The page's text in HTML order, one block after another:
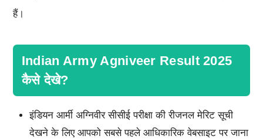
हैं।
Indian Army Agniveer Result 2025
कैसे देखे?
इंडियन आर्मी अग्निवीर सीसीई परीक्षा की रीजनल मेरिट सूची
देखने के लिए आपको सबसे पहले आधिकारिक वेबसाइट पर जाना